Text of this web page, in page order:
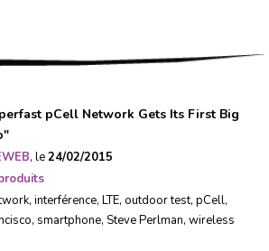
pCell Network Gets Its First Big
"
, le24/02/2015
, interférence, LTE, outdoor test, pCell,
, smartphone, Steve Perlman, wireless